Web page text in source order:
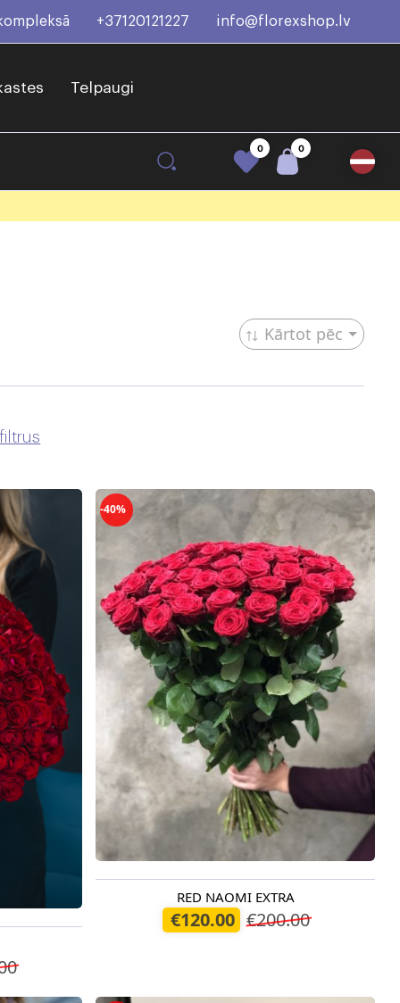
+37120121227 info@florexshop.lv
Telpaugi
0 0
Kārtot pēc
-40%
Pieejams šodienRED NAOMI EXTRA
€120.00 €200.00